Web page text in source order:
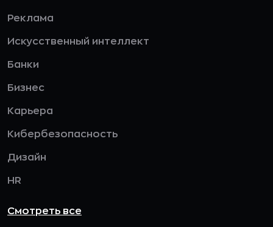
Реклама
Искусственный интеллект
Банки
Бизнес
Карьера
Кибербезопасность
Дизайн
HR
Смотреть все